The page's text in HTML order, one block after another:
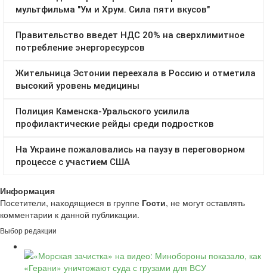
Информация
Посетители, находящиеся в группе Гости, не могут оставлять
комментарии к данной публикации.
Выбор редакции